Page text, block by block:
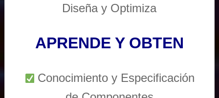
Diseña y Optimiza
APRENDE Y OBTEN
Conocimiento y Especificación